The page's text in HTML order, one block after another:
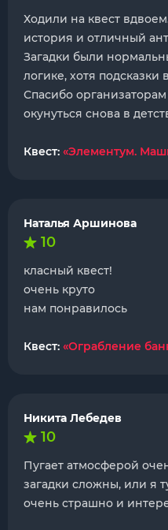
Ходили на квест
история и отличный
Загадки были
логике, хотя подсказки
Спасибо
окунуться снова в
Квест: «Элементум.
Наталья Аршинова
10
класный квест!
очень круто
нам понравилось
Квест: «Ограбление
Никита Лебедев
10
Пугает атмосферой
загадки сложны, или я
очень страшно и